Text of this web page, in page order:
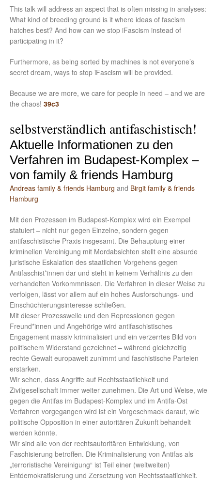
This talk will address an aspect that is often missing in analyses:
What kind of breeding ground is it where ideas of fascism
hatches best? And how can we stop iFascism instead of
participating in it?
Furthermore, as being sorted by machines is not everyone’s
secret dream, ways to stop iFascism will be provided.
Because we are more, we care for people in need – and we are
the chaos! 39c3
selbstverständlich antifaschistisch!
Aktuelle Informationen zu den
Verfahren im Budapest-Komplex –
von family & friends Hamburg
Andreas family & friends Hamburg and Birgit family & friends
Hamburg
Mit den Prozessen im Budapest-Komplex wird ein Exempel
statuiert – nicht nur gegen Einzelne, sondern gegen
antifaschistische Praxis insgesamt. Die Behauptung einer
kriminellen Vereinigung mit Mordabsichten stellt eine absurde
juristische Eskalation des staatlichen Vorgehens gegen
Antifaschist*innen dar und steht in keinem Verhältnis zu den
verhandelten Vorkommnissen. Die Verfahren in dieser Weise zu
verfolgen, lässt vor allem auf ein hohes Ausforschungs- und
Einschüchterungsinteresse schließen.
Mit dieser Prozesswelle und den Repressionen gegen
Freund*innen und Angehörige wird antifaschistisches
Engagement massiv kriminalisiert und ein verzerrtes Bild von
politischem Widerstand gezeichnet – während gleichzeitig
rechte Gewalt europaweit zunimmt und faschistische Parteien
erstarken.
Wir sehen, dass Angriffe auf Rechtsstaatlichkeit und
Zivilgesellschaft immer weiter zunehmen. Die Art und Weise, wie
gegen die Antifas im Budapest-Komplex und im Antifa-Ost
Verfahren vorgegangen wird ist ein Vorgeschmack darauf, wie
politische Opposition in einer autoritären Zukunft behandelt
werden könnte.
Wir sind alle von der rechtsautoritären Entwicklung, von
Faschisierung betroffen. Die Kriminalisierung von Antifas als
„terroristische Vereinigung“ ist Teil einer (weltweiten)
Entdemokratisierung und Zersetzung von Rechtsstaatlichkeit.